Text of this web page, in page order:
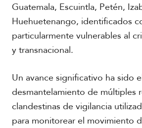
Guatemala, Escuintla, Petén,
Huehuetenango, identificados
particularmente vulnerables al
y transnacional.
Un avance significativo ha sido
desmantelamiento de múltiples
clandestinas de vigilancia
para monitorear el movimiento